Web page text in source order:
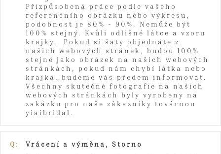
Přizpůsobená práce podle vašeho
referenčního obrázku nebo výkresu,
podobnost je 80% - 90%. Nemůže být
100% stejný. Kvůli odlišné látce a vzoru
krajky. Pokud si šaty objednáte z
našich webových stránek, budou 100%
stejné jako obrázek na našich webových
stránkách, pokud nám chybí látka nebo
krajka, budeme vás předem informovat.
Všechny skutečné fotografie na našich
webových stránkách byly vyrobeny na
zakázku pro naše zákazníky továrnou
yiaibridal.
Q:
Vrácení a výměna, Storno